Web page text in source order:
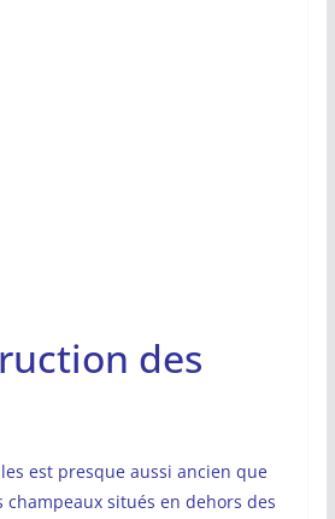
des
est presque aussi ancien que
champeaux situés en dehors des